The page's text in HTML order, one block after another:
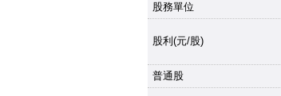
股務單位
股利(元/股)
普通股